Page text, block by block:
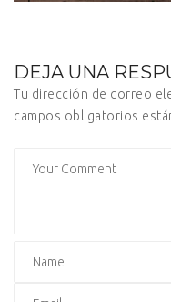
DEJA UNA
Tu dirección de correo
campos obligatorios